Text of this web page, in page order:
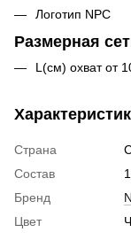
Логотип NPC
Размерная
L(см) охват от
Страна
Состав
Бренд
Цвет